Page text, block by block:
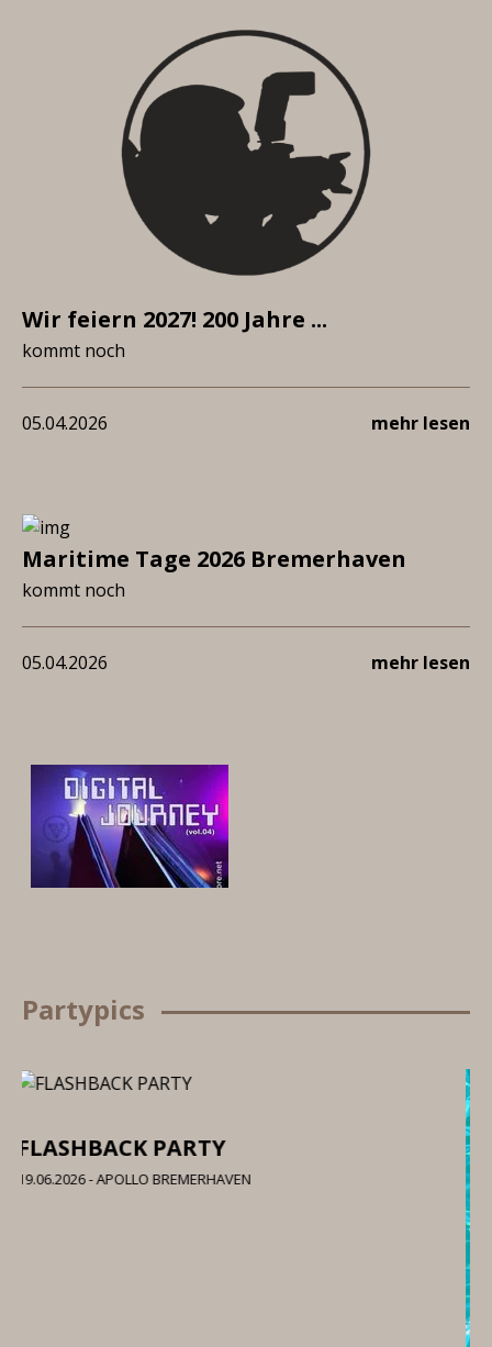
Wir feiern 2027! 200 Jahre ...
kommt noch
05.04.2026 mehr lesen
Maritime Tage 2026 Bremerhaven
kommt noch
05.04.2026 mehr lesen
Partypics